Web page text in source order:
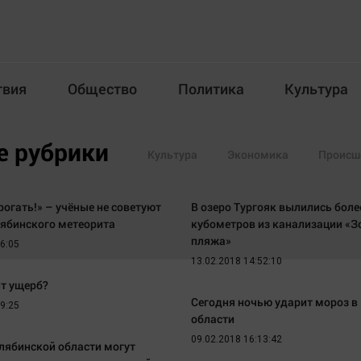
Общество Политика Культура
Спецпроект
Блогеркуль
Быстрый медиазавод
рубрики Культура Экономика
– учёные не советуют
метеорита
В озеро Тургояк вылились
кубометров из канализации
пляжа»
13.02.2018 14:52:10
ущерб?
Сегодня ночью ударит мороз
области
09.02.2018 16:13:42
области могут